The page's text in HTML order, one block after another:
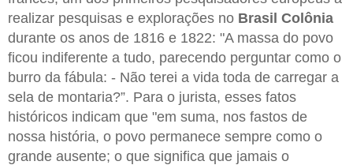
realizar pesquisas e explorações no Brasil Colônia
durante os anos de 1816 e 1822: "A massa do povo
ficou indiferente a tudo, parecendo perguntar como o
burro da fábula: - Não terei a vida toda de carregar a
sela de montaria?”. Para o jurista, esses fatos
históricos indicam que "em suma, nos fastos de
nossa história, o povo permanece sempre como o
grande ausente; o que significa que jamais o